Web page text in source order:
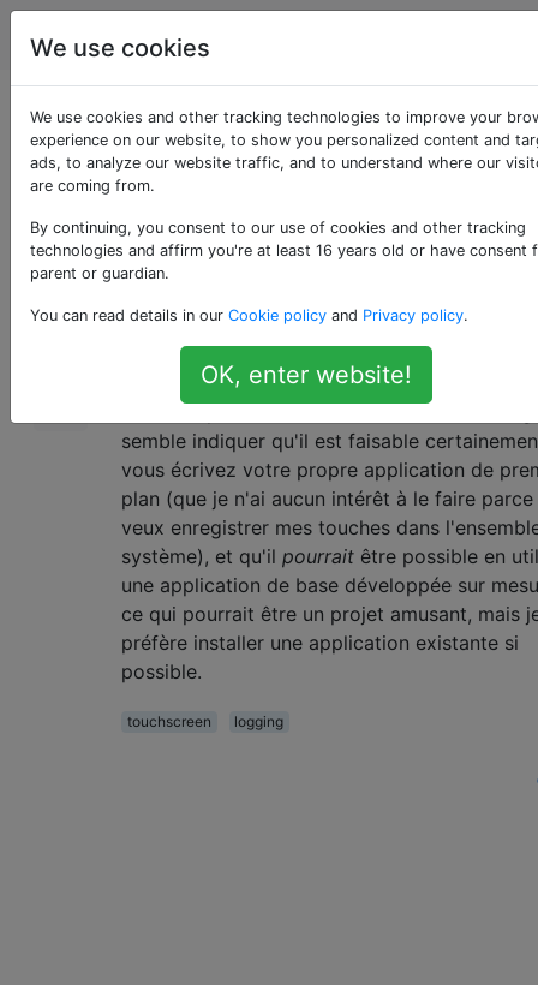
Android
Comment enregistrer
des touches?
14
Y a-t-il une application existante que je peux
en arrière-plan? Je viens de voir çaet ça m'a
envie de jouer avec mes données tactiles
à quoi ça ressemblait. Je n'ai trouvé aucun
candidat probable ici ou sur le marché.
semble indiquer qu'il est faisable
vous écrivez votre propre application de
plan (que je n'ai aucun intérêt à le faire parce
veux enregistrer mes touches dans
système), et qu'il pourrait être possible en
une application de base développée sur
ce qui pourrait être un projet amusant, mais
préfère installer une application existante si
possible.
touchscreen logging
We use cookies
We use cookies and other tracking technologies to improve your
experience on our website, to show you personalized content and
ads, to analyze our website traffic, and to understand where our
are coming from.
By continuing, you consent to our use of cookies and other tracking
technologies and affirm you're at least 16 years old or have consent
parent or guardian.
You can read details in our Cookie policy and Privacy policy.
OK, enter website!